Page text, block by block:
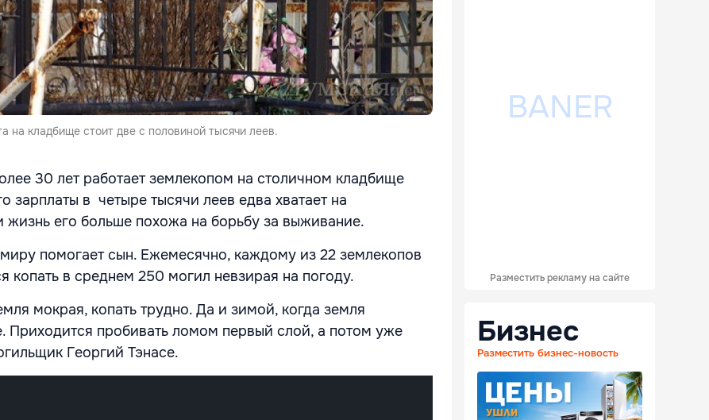
на кладбище стоит две с половиной тысячи леев.
30 лет работает землекопом на столичном кладбище
зарплаты в четыре тысячи леев едва хватает на
его больше похожа на борьбу за выживание.
помогает сын. Ежемесячно, каждому из 22 землекопов
копать в среднем 250 могил невзирая на погоду.
мокрая, копать трудно. Да и зимой, когда земля
Приходится пробивать ломом первый слой, а потом уже
Георгий Тэнасе.
Разместить рекламу на сайте
Бизнес
Разместить бизнес-новость